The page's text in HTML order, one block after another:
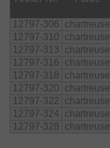
12797-306 chartreuse
12797-310
chartreuse
12797-313
chartreuse
12797-316
chartreuse
12797-318
chartreuse
12797-320
chartreuse
12797-322
chartreuse
12797-324
chartreuse
12797-328
chartreuse